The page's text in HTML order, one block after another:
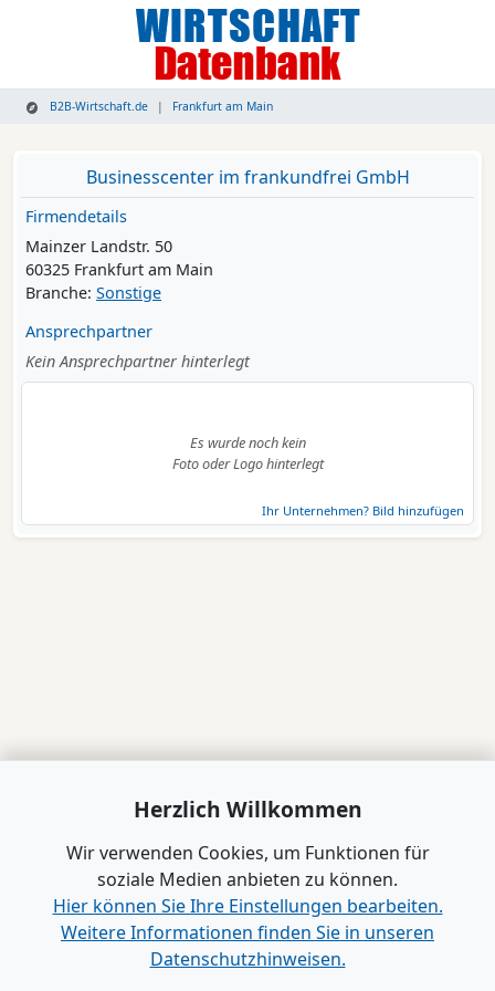
B2B-Wirtschaft.de Frankfurt am Main
Businesscenter im frankundfrei GmbH
Firmendetails
Mainzer Landstr. 50
60325 Frankfurt am Main
Branche: Sonstige
Ansprechpartner
Kein Ansprechpartner hinterlegt
Es wurde noch kein
Foto oder Logo hinterlegt
Ihr Unternehmen? Bild hinzufügen
Herzlich Willkommen
Wir verwenden Cookies, um Funktionen für
soziale Medien anbieten zu können.
Hier können Sie Ihre Einstellungen bearbeiten.
Weitere Informationen finden Sie in unseren
Datenschutzhinweisen.